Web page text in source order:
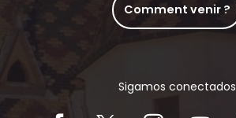
Comment venir ?
Sigamos conectados